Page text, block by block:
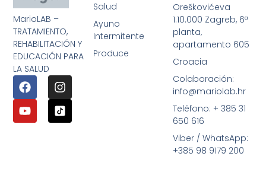
MarioLAB –
TRATAMIENTO,
REHABILITACIÓN Y
EDUCACIÓN PARA
LA SALUD
Salud
Ayuno
Intermitente
Produce
Oreškovićeva
1.10.000 Zagreb, 6ª
planta,
apartamento 605
Croacia
Colaboración:
info@mariolab.hr
Teléfono: + 385 31
650 616
Viber / WhatsApp:
+385 98 9179 200